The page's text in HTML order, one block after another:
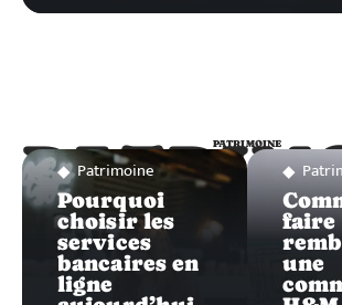
PATRIMOINE
Patrimoine
Pourquoi
choisir les
services
bancaires en
ligne
faire
une